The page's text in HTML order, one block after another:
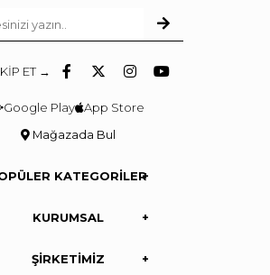
ET →
Google Play App Store
Mağazada Bul
KATEGORİLER
KURUMSAL
ŞİRKETİMİZ